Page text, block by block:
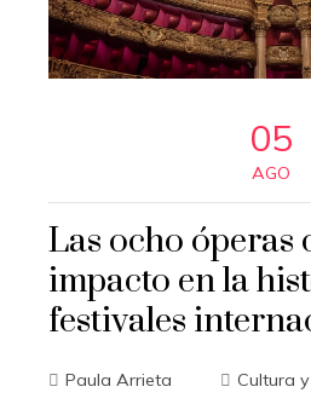
05
AGO
Las ocho óperas
impacto en la
festivales
Paula Arrieta Cultura